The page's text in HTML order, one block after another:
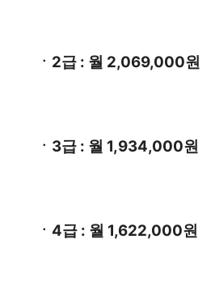
ㆍ2급 : 월 2,069,000원
ㆍ3급 : 월 1,934,000원
ㆍ4급 : 월 1,622,000원